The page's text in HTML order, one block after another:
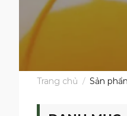
Trang chủ / Sản